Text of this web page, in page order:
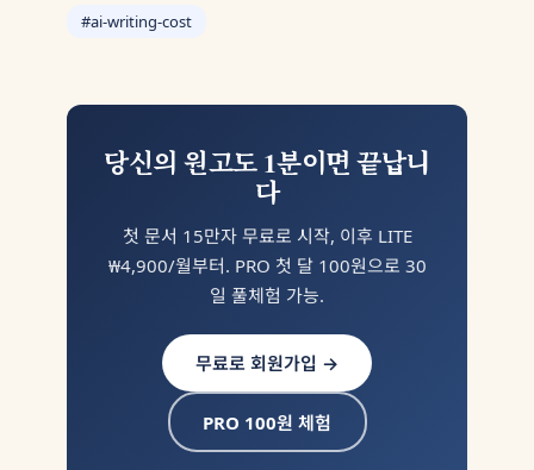
#ai-writing-cost
당신의 원고도 1분이면 끝납니
다
첫 문서 15만자 무료로 시작, 이후 LITE
₩4,900/월부터. PRO 첫 달 100원으로 30
일 풀체험 가능.
무료로 회원가입 →
PRO 100원 체험